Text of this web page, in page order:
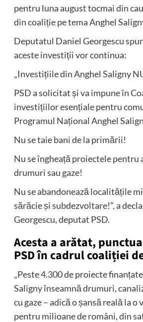
pentru luna august tocmai din
din coaliție pe tema Anghel
Deputatul Daniel Georgescu
aceste investiții vor continua:
„Investițiile din Anghel Saligny
PSD a solicitat și va impune în
investițiilor esențiale pentru
Programul Național Anghel
Nu se taie bani de la primării!
Nu se îngheață proiectele pentru
drumuri sau gaze!
Nu se abandonează localitățile
sărăcie și subdezvoltare!”, a
Georgescu, deputat PSD.
Acesta a arătat,
PSD în cadrul coaliției
„Peste 4.300 de proiecte
Saligny înseamnă drumuri,
cu gaze – adică o șansă reală la o
pentru milioane de români, din